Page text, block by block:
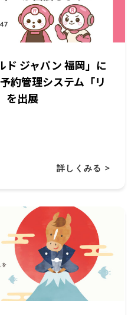
ド ジャパン 福岡」に
約管理システム「リ
を出展
詳しくみる >